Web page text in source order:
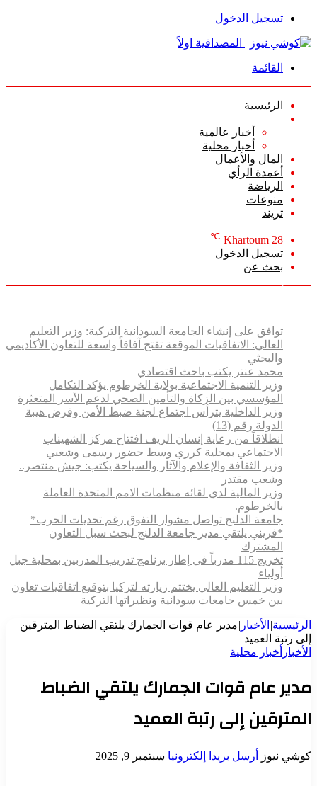
تسجيل الدخول
القائمة
الرئيسية
أخبار عالمية
أخبار محلية
المال والأعمال
أعمدة الرأي
الرياضة
منوعات
تريند
Khartoum 28
℃
تسجيل الدخول
بحث عن
توافق على إنشاء الجامعة السودانية التركية: وزير التعليم
العالي: الاتفاقيات الموقعة تفتح آفاقاً واسعة للتعاون الأكاديمي
والبحثي
محمد عنتر يكتب باحث اقتصادي
وزير التنمية الاجتماعية بولاية الخرطوم يؤكد التكامل
المؤسسي بين الزكاة والتأمين الصحي لدعم الأسر المتعثرة
وزير الداخلية يترأس اجتماع لجنة ضبط الأمن وفرض هيبة
الدولة رقم (13)
انطلاقاً من رعاية إنسان الريف افتتاح مركز الشهيناب
الاجتماعي بمحلية كرري وسط حضور رسمى وشعبي
وزير الثقافة والإعلام والآثار والسياحة يكتب: جيش منتصر..
وشعب مقتدر
وزير المالية لدي لقائه منظمات الامم المتحدة العاملة
بالخرطوم.
جامعة الدلنج تواصل مشوار التفوق رغم تحديات الحرب*
*فريني يلتقي مدير جامعة الدلنج لبحث سبل التعاون
المشترك
تخريج 115 مدرباً في إطار برنامج تدريب المدربين بمحلية جبل
أولياء
وزير التعليم العالي يختتم زيارته لتركيا بتوقيع اتفاقيات تعاون
بين خمس جامعات سودانية ونظيراتها التركية
الرئيسية| الأخبار |مدير عام قوات الجمارك يلتقي الضباط المترقين
إلى رتبة العميد
الأخبار أخبار محلية
مدير عام قوات الجمارك يلتقي الضباط
المترقين إلى رتبة العميد
كوشي نيوز أرسل بريدا إلكترونيا سبتمبر 9, 2025